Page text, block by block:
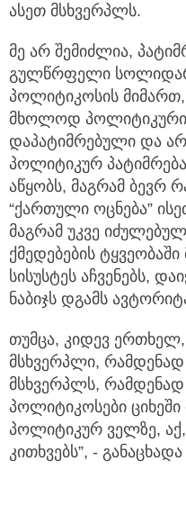
ასეთ მსხვერპლს.
მე არ შემიძლია,
გულწრფელი
პოლიტიკოსის
მხოლოდ პოლიტიკური
დაპატიმრებული და
პოლიტიკურ
აწყობს, მაგრამ ბევრ
“ქართული ოცნება”
მაგრამ უკვე
ქმედებების
სისუსტეს აჩვენებს,
ნაბიჯს დგამს
თუმცა, კიდევ
მსხვერპლი, რამდენად
მსხვერპლს,
პოლიტიკოსები ციხეში
პოლიტიკურ ველზე,
კითხვებს”, - განაცხადა